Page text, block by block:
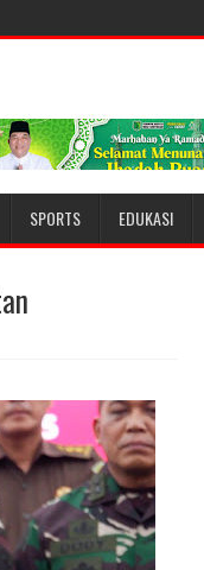
SPORTS EDUKASI